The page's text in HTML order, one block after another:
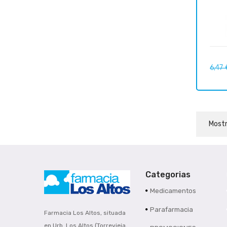
6,47
Farmacia Los Altos, situada
en Urb. Los Altos (Torrevieja,
Categorias
Medicamentos
Parafarmacia